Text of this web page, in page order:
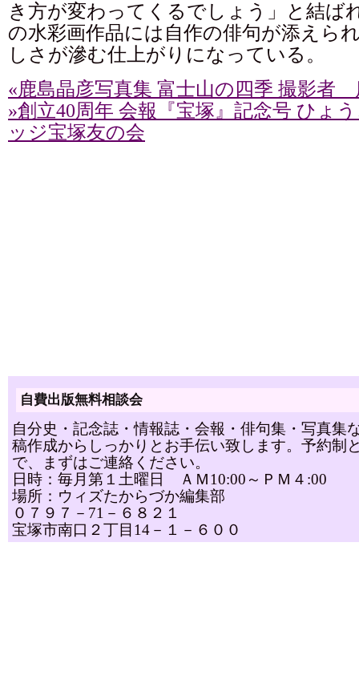
き方が変わってくるでしょう」と結ば
の水彩画作品には自作の俳句が添えら
しさが滲む仕上がりになっている。
«鹿島晶彦写真集 富士山の四季 撮影者
»創立40周年 会報『宝塚』記念号 ひょ
ッジ宝塚友の会
自費出版無料相談会
自分史・記念誌・情報誌・会報・俳句集・写真集
稿作成からしっかりとお手伝い致します。予約制
で、まずはご連絡ください。
日時：毎月第１土曜日 ＡＭ10:00～ＰＭ４:00
場所：ウィズたからづか編集部
０７９７－71－６８２１
宝塚市南口２丁目14－１－６００